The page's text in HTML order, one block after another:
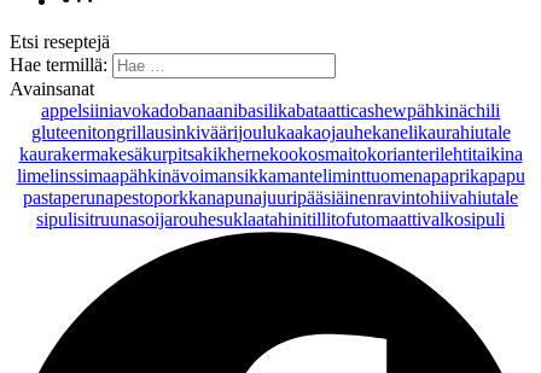
Etsi reseptejä
Hae termillä:
Avainsanat
appelsiiniavokadobanaanibasilikabataatticashewpähkinächili
gluteenitongrillausinkiväärijoulukaakaojauhekanelikaurahiutale
kaurakermakesäkurpitsakikhernekookosmaitokorianterilehtitaikina
limelinssimaapähkinävoimansikkamanteliminttuomenapaprikapapu
pastaperunapestoporkkanapunajuuripääsiäinenravintohiivahiutale
sipulisitruunasoijarouhesuklaatahinitillitofutomaattivalkosipuli